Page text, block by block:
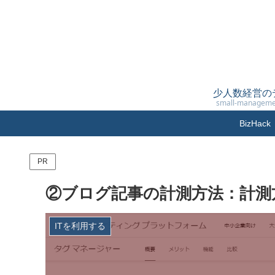
少人数経営の
small-
BizHack
PR
②ブログ記事の計測方法：計
ITを利用する